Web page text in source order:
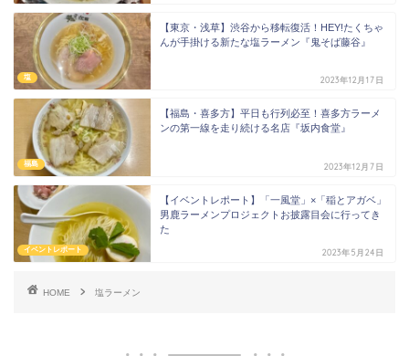
塩
【東京・浅草】渋谷から移転復活！HEY!たくちゃ
んが手掛ける新たな塩ラーメン『鬼そば藤谷』
2023年12月17日
福島
【福島・喜多方】平日も行列必至！喜多方ラーメ
ンの第一線を走り続ける名店『坂内食堂』
2023年12月7日
イベントレポート
【イベントレポート】「一風堂」×「稲とアガベ」
男鹿ラーメンプロジェクトお披露目会に行ってき
た
2023年5月24日
HOME 塩ラーメン